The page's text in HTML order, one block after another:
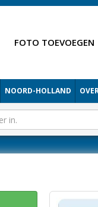
FOTO TOEVOEGEN
NOORD-HOLLAND